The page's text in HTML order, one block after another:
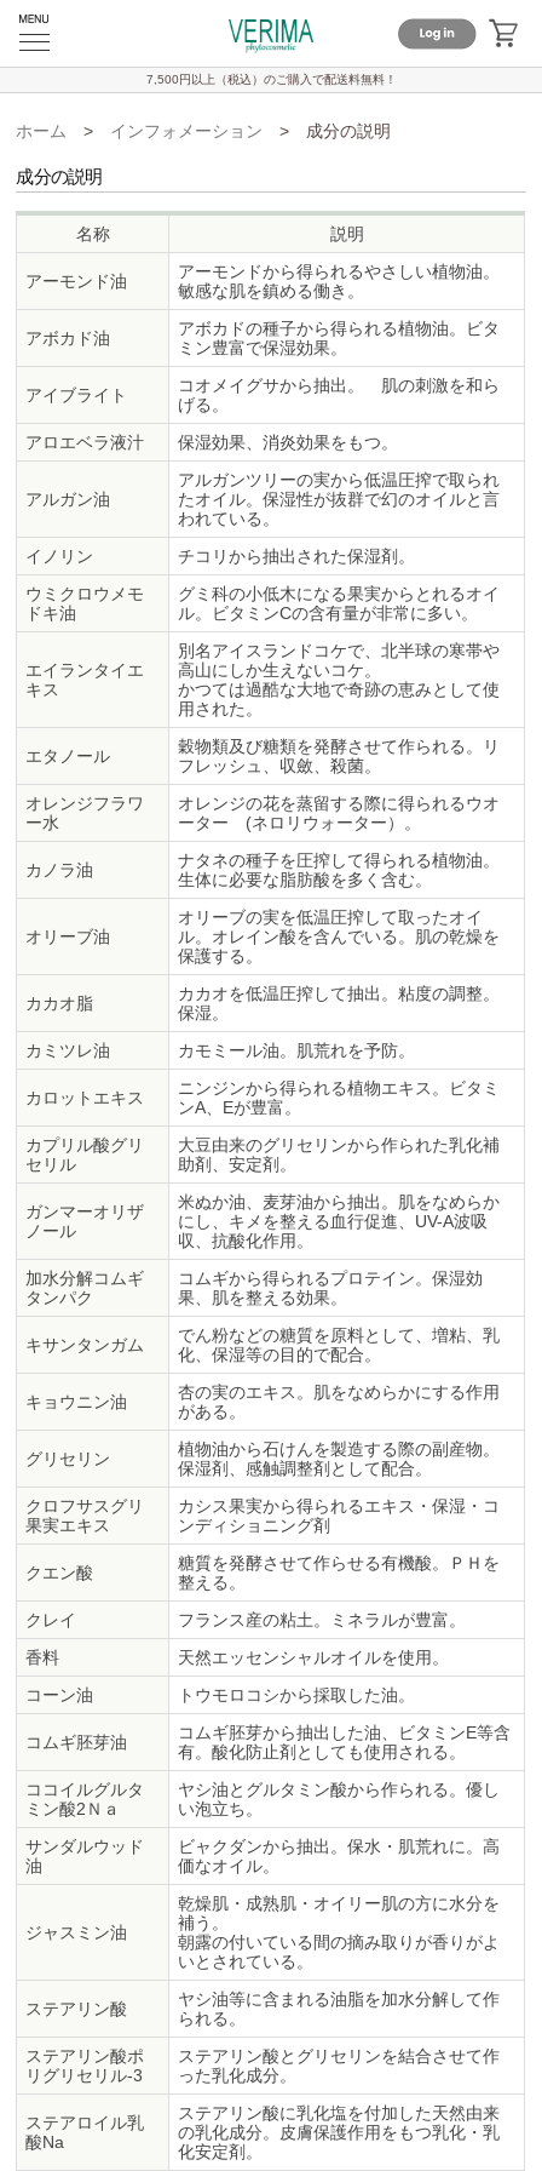
7,500円以上（税込）のご購入で配送料無料！
ホーム > インフォメーション > 成分の説明
成分の説明
名称 説明
アーモンド油
アーモンドから得られるやさしい植物油。
敏感な肌を鎮める働き。
アボカド油
アボカドの種子から得られる植物油。ビタ
ミン豊富で保湿効果。
アイブライト
コオメイグサから抽出。 肌の刺激を和ら
げる。
アロエベラ液汁
保湿効果、消炎効果をもつ。
アルガン油
アルガンツリーの実から低温圧搾で取られ
たオイル。保湿性が抜群で幻のオイルと言
われている。
イノリン
チコリから抽出された保湿剤。
ウミクロウメモ
ドキ油
グミ科の小低木になる果実からとれるオイ
ル。ビタミンCの含有量が非常に多い。
エイランタイエ
キス
別名アイスランドコケで、北半球の寒帯や
高山にしか生えないコケ。
かつては過酷な大地で奇跡の恵みとして使
用された。
エタノール
穀物類及び糖類を発酵させて作られる。リ
フレッシュ、収斂、殺菌。
オレンジフラワ
ー水
オレンジの花を蒸留する際に得られるウオ
ーター (ネロリウォーター）。
カノラ油
ナタネの種子を圧搾して得られる植物油。
生体に必要な脂肪酸を多く含む。
オリーブ油
オリーブの実を低温圧搾して取ったオイ
ル。オレイン酸を含んでいる。肌の乾燥を
保護する。
カカオ脂
カカオを低温圧搾して抽出。粘度の調整。
保湿。
カミツレ油
カモミール油。肌荒れを予防。
カロットエキス
ニンジンから得られる植物エキス。ビタミ
ンA、Eが豊富。
カプリル酸グリ
セリル
大豆由来のグリセリンから作られた乳化補
助剤、安定剤。
ガンマーオリザ
ノール
米ぬか油、麦芽油から抽出。肌をなめらか
にし、キメを整える血行促進、UV-A波吸
収、抗酸化作用。
加水分解コムギ
タンパク
コムギから得られるプロテイン。保湿効
果、肌を整える効果。
キサンタンガム
でん粉などの糖質を原料として、増粘、乳
化、保湿等の目的で配合。
キョウニン油
杏の実のエキス。肌をなめらかにする作用
がある。
グリセリン
植物油から石けんを製造する際の副産物。
保湿剤、感触調整剤として配合。
クロフサスグリ
果実エキス
カシス果実から得られるエキス・保湿・コ
ンディショニング剤
クエン酸
糖質を発酵させて作らせる有機酸。ＰＨを
整える。
クレイ
フランス産の粘土。ミネラルが豊富。
香料
天然エッセンシャルオイルを使用。
コーン油
トウモロコシから採取した油。
コムギ胚芽油
コムギ胚芽から抽出した油、ビタミンE等含
有。酸化防止剤としても使用される。
ココイルグルタ
ミン酸2Ｎａ
ヤシ油とグルタミン酸から作られる。優し
い泡立ち。
サンダルウッド
油
ビャクダンから抽出。保水・肌荒れに。高
価なオイル。
ジャスミン油
乾燥肌・成熟肌・オイリー肌の方に水分を
補う。
朝露の付いている間の摘み取りが香りがよ
いとされている。
ステアリン酸
ヤシ油等に含まれる油脂を加水分解して作
られる。
ステアリン酸ポ
リグリセリル-3
ステアリン酸とグリセリンを結合させて作
った乳化成分。
ステアロイル乳
酸Na
ステアリン酸に乳化塩を付加した天然由来
の乳化成分。皮膚保護作用をもつ乳化・乳
化安定剤。